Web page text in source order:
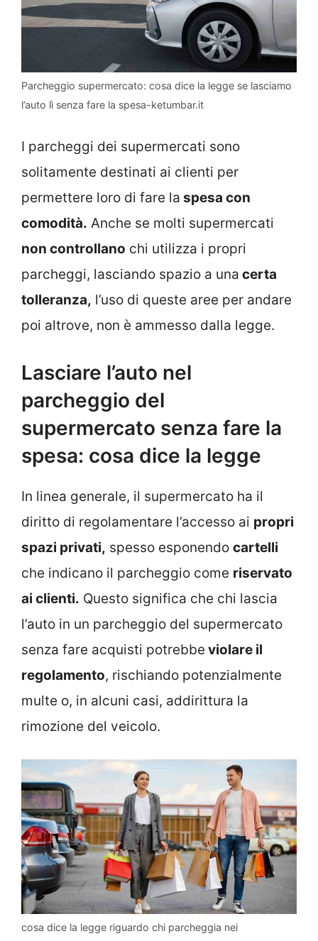
Parcheggio supermercato: cosa dice la legge se lasciamo
l’auto lì senza fare la spesa-ketumbar.it
I parcheggi dei supermercati sono
solitamente destinati ai clienti per
permettere loro di fare la spesa con
comodità. Anche se molti supermercati
non controllano chi utilizza i propri
parcheggi, lasciando spazio a una certa
tolleranza, l’uso di queste aree per andare
poi altrove, non è ammesso dalla legge.
Lasciare l’auto nel
parcheggio del
supermercato senza fare la
spesa: cosa dice la legge
In linea generale, il supermercato ha il
diritto di regolamentare l’accesso ai propri
spazi privati, spesso esponendo cartelli
che indicano il parcheggio come riservato
ai clienti. Questo significa che chi lascia
l’auto in un parcheggio del supermercato
senza fare acquisti potrebbe violare il
regolamento, rischiando potenzialmente
multe o, in alcuni casi, addirittura la
rimozione del veicolo.
cosa dice la legge riguardo chi parcheggia nei